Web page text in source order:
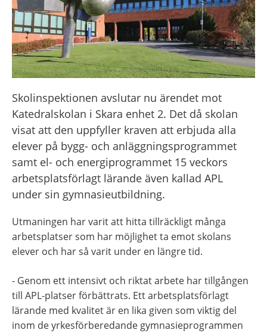
Skolinspektionen avslutar nu ärendet mot
Katedralskolan i Skara enhet 2. Det då skolan
visat att den uppfyller kraven att erbjuda alla
elever på bygg- och anläggningsprogrammet
samt el- och energiprogrammet 15 veckors
arbetsplatsförlagt lärande även kallad APL
under sin gymnasieutbildning.
Utmaningen har varit att hitta tillräckligt många
arbetsplatser som har möjlighet ta emot skolans
elever och har så varit under en längre tid.
- Genom ett intensivt och riktat arbete har tillgången
till APL-platser förbättrats. Ett arbetsplatsförlagt
lärande med kvalitet är en lika given som viktig del
inom de yrkesförberedande gymnasieprogrammen